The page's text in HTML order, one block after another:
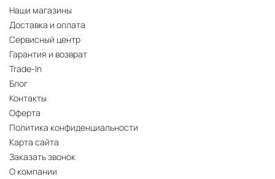
Наши магазины
Доставка и оплата
Сервисный центр
Гарантия и возврат
Trade-In
Блог
Контакты
Оферта
Политика конфиденциальности
Карта сайта
Заказать звонок
О компании